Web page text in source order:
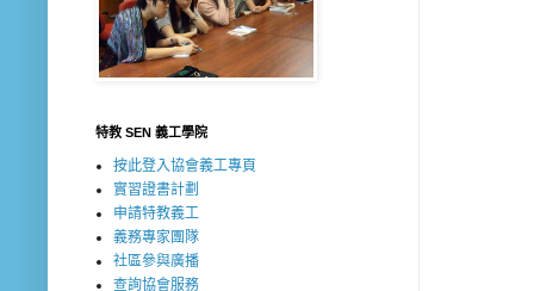
特教 SEN 義工學院
按此登入協會義工專頁
實習證書計劃
申請特教義工
義務專家團隊
社區參與廣播
查詢協會服務